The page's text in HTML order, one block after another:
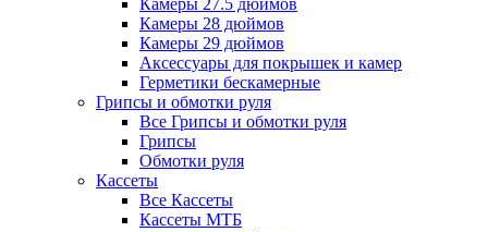
Камеры 27.5 дюймов
Камеры 28 дюймов
Камеры 29 дюймов
Аксессуары для покрышек и камер
Герметики бескамерные
Грипсы и обмотки руля
Все Грипсы и обмотки руля
Грипсы
Обмотки руля
Кассеты
Все Кассеты
Кассеты МТБ